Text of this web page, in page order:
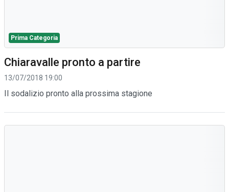
Prima Categoria
Chiaravalle pronto a partire
13/07/2018 19:00
Il sodalizio pronto alla prossima stagione